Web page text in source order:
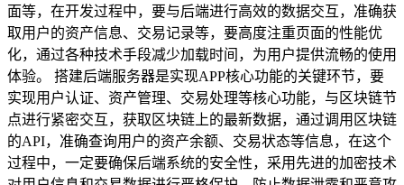
面等，在开发过程中，要与后端进行高效的数据交互，准确获
取用户的资产信息、交易记录等，要高度注重页面的性能优
化，通过各种技术手段减少加载时间，为用户提供流畅的使用
体验。 搭建后端服务器是实现APP核心功能的关键环节，要
实现用户认证、资产管理、交易处理等核心功能，与区块链节
点进行紧密交互，获取区块链上的最新数据，通过调用区块链
的API，准确查询用户的资产余额、交易状态等信息，在这个
过程中，一定要确保后端系统的安全性，采用先进的加密技术